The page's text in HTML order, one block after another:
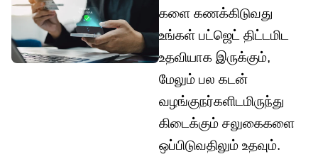
களை கணக்கிடுவது
உங்கள் பட்ஜெட் திட்டமிட
உதவியாக இருக்கும்,
மேலும் பல கடன்
வழங்குநர்களிடமிருந்து
கிடைக்கும் சலுகைகளை
ஒப்பிடுவதிலும் உதவும்.